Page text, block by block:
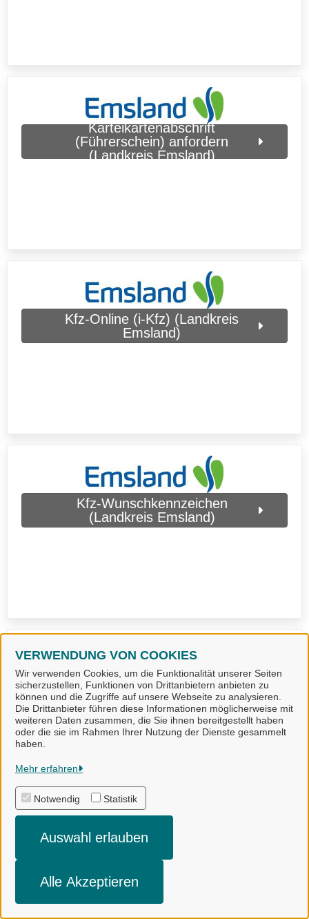
VERWENDUNG VON COOKIES
Wir verwenden Cookies, um die Funktionalität unserer Seiten
sicherzustellen, Funktionen von Drittanbietern anbieten zu
können und die Zugriffe auf unsere Webseite zu analysieren.
Die Drittanbieter führen diese Informationen möglicherweise mit
weiteren Daten zusammen, die Sie ihnen bereitgestellt haben
oder die sie im Rahmen Ihrer Nutzung der Dienste gesammelt
haben.
Mehr erfahren
Notwendig Statistik
Auswahl erlauben
Alle Akzeptieren
Karteikartenabschrift
(Führerschein) anfordern
(Landkreis Emsland)
Kfz-Online (i-Kfz) (Landkreis
Emsland)
Kfz-Wunschkennzeichen
(Landkreis Emsland)
Kleinkläranlagen (Landkreis
Emsland)